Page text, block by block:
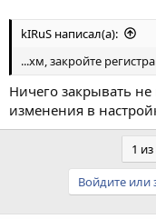
kIRuS написал(а):
...хм, закройте
Ничего закрывать
изменения в
1 из
Войдите или